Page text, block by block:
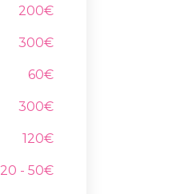
200€
300€
60€
300€
120€
20 - 50€